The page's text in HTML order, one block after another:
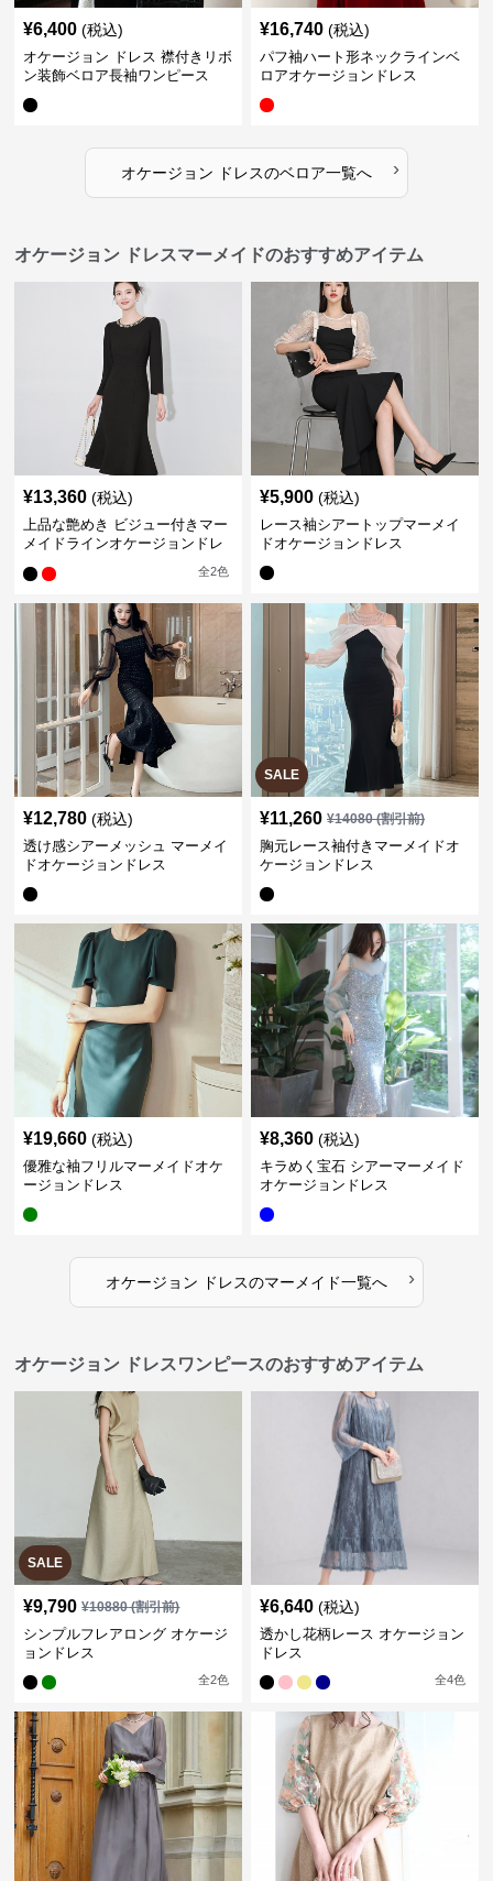
¥6,400 (税込)
オケージョン ドレス 襟付きリボ
ン装飾ベロア長袖ワンピース
¥16,740 (税込)
パフ袖ハート形ネックラインベ
ロアオケージョンドレス
オケージョン ドレスのベロア一覧へ ›
オケージョン ドレスマーメイドのおすすめアイテム
¥13,360 (税込)
上品な艶めき ビジュー付きマー
メイドラインオケージョンドレ
全2色
¥5,900 (税込)
レース袖シアートップマーメイ
ドオケージョンドレス
¥12,780 (税込)
透け感シアーメッシュ マーメイ
ドオケージョンドレス
SALE
¥11,260 ¥14080(割引前)
胸元レース袖付きマーメイドオ
ケージョンドレス
¥19,660 (税込)
優雅な袖フリルマーメイドオケ
ージョンドレス
¥8,360 (税込)
キラめく宝石 シアーマーメイド
オケージョンドレス
オケージョン ドレスのマーメイド一覧へ ›
オケージョン ドレスワンピースのおすすめアイテム
SALE
¥9,790 ¥10880(割引前)
シンプルフレアロング オケージ
ョンドレス
全2色
¥6,640 (税込)
透かし花柄レース オケージョン
ドレス
全4色